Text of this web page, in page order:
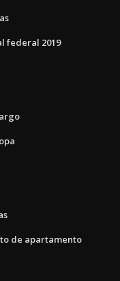
federal 2019
de apartamento